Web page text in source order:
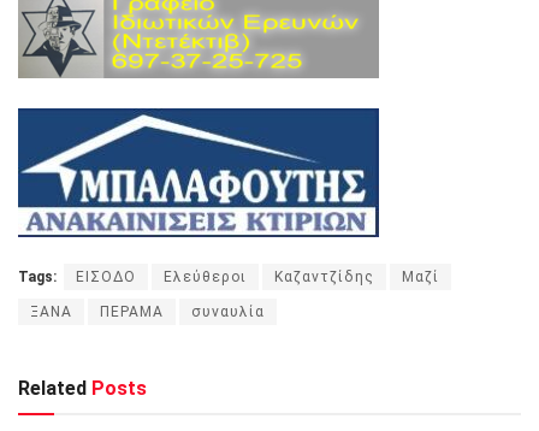
Tags: ΕΙΣΟΔΟ Ελεύθεροι Καζαντζίδης Μαζί
ΞΑΝΑ ΠΕΡΑΜΑ συναυλία
Related Posts